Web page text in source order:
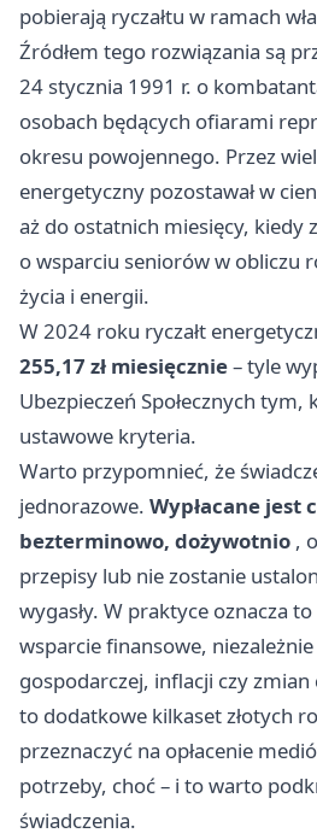
pobierają ryczałtu w ramach
Źródłem tego rozwiązania są
24 stycznia 1991 r. o
osobach będących ofiarami
okresu powojennego. Przez
energetyczny pozostawał w
aż do ostatnich miesięcy, kiedy
o wsparciu seniorów w obliczu
życia i energii.
W 2024 roku ryczałt
255,17 zł miesięcznie– tyle
Ubezpieczeń Społecznych tym,
ustawowe kryteria.
Warto przypomnieć, że
jednorazowe. Wypłacane jest
bezterminowo, dożywotnio ,
przepisy lub nie zostanie
wygasły. W praktyce oznacza
wsparcie finansowe,
gospodarczej, inflacji czy
to dodatkowe kilkaset złotych
przeznaczyć na opłacenie
potrzeby, choć – i to warto
świadczenia.